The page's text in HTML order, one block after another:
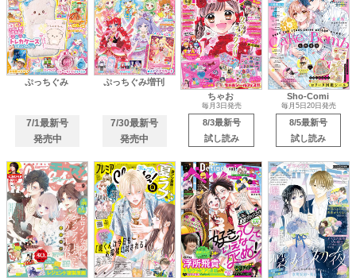
ぷっちぐみ
7/1最新号
発売中
ぷっちぐみ増刊
7/30最新号
発売中
ちゃお
毎月3日発売
8/3最新号
試し読み
Sho-Comi
毎月5日20日発売
8/5最新号
試し読み